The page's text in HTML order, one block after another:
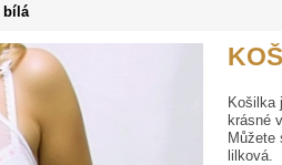
bílá
Košilka
krásné
Můžete
lilková.